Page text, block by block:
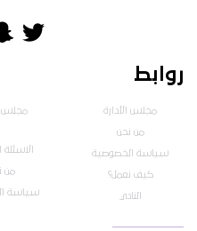
روابط
مجلس الأدارة
من نحن
سياسة الخصوصية
كيف نعمل؟
النادي
مجلس
من
سياسة